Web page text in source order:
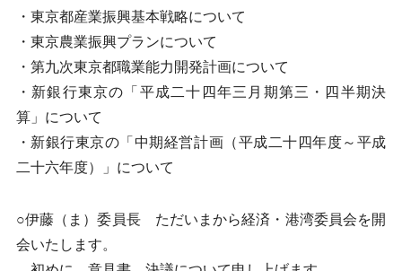
・東京都産業振興基本戦略について
・東京農業振興プランについて
・第九次東京都職業能力開発計画について
・新銀行東京の「平成二十四年三月期第三・四半期決
算」について
・新銀行東京の「中期経営計画（平成二十四年度～平成
二十六年度）」について
○伊藤（ま）委員長 ただいまから経済・港湾委員会を開
会いたします。